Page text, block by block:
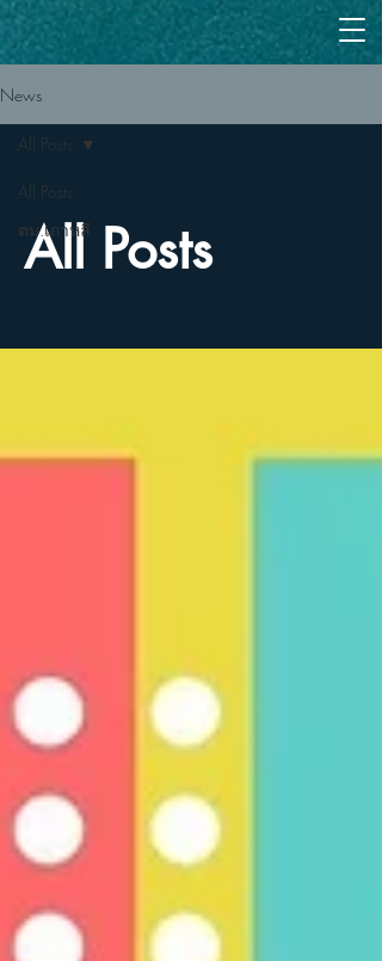
News
All Posts
ตม.เกาหลี
All Posts
All Posts